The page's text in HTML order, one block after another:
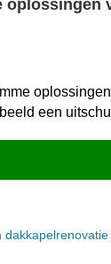
oplossingen
een